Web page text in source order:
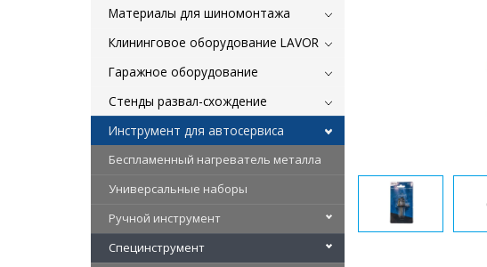
Материалы для шиномонтажа
Клининговое оборудование LAVOR
Гаражное оборудование
Стенды развал-схождение
Инструмент для автосервиса
Беспламенный нагреватель металла
Универсальные наборы
Ручной инструмент
Специнструмент